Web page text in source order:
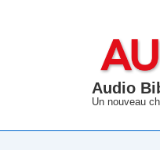
Audio
Un nouveau